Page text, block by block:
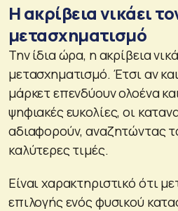
Η ακρίβεια νικάει
μετασχηματισμό
Την ίδια ώρα, η ακρίβεια
μετασχηματισμό. Έτσι αν
μάρκετ επενδύουν ολοένα
ψηφιακές ευκολίες, οι
αδιαφορούν, αναζητώντας
καλύτερες τιμές.
Είναι χαρακτηριστικό ότι
επιλογής ενός φυσικού